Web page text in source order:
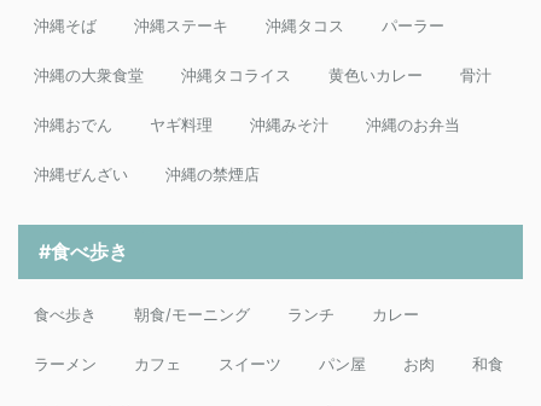
沖縄そば 沖縄ステーキ 沖縄タコス パーラー
沖縄の大衆食堂 沖縄タコライス 黄色いカレー 骨汁
沖縄おでん ヤギ料理 沖縄みそ汁 沖縄のお弁当
沖縄ぜんざい 沖縄の禁煙店
#食べ歩き
食べ歩き 朝食/モーニング ランチ カレー
ラーメン カフェ スイーツ パン屋 お肉 和食